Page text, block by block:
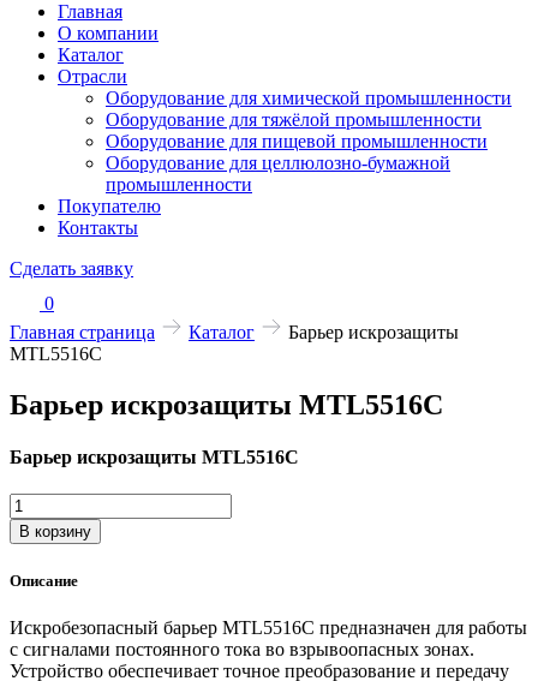
Главная
О компании
Каталог
Отрасли
Оборудование для химической промышленности
Оборудование для тяжёлой промышленности
Оборудование для пищевой промышленности
Оборудование для целлюлозно-бумажной
промышленности
Покупателю
Контакты
Сделать заявку
0
Главная страница
Каталог
Барьер искрозащиты
MTL5516C
Барьер искрозащиты MTL5516C
Барьер искрозащиты MTL5516C
Количество
товара
Барьер
MTL5516C
В корзину
Описание
Искробезопасный барьер MTL5516C предназначен для работы
с сигналами постоянного тока во взрывоопасных зонах.
Устройство обеспечивает точное преобразование и передачу